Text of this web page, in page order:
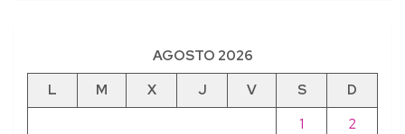
AGOSTO 2026
L
M X J V S
D
1
2